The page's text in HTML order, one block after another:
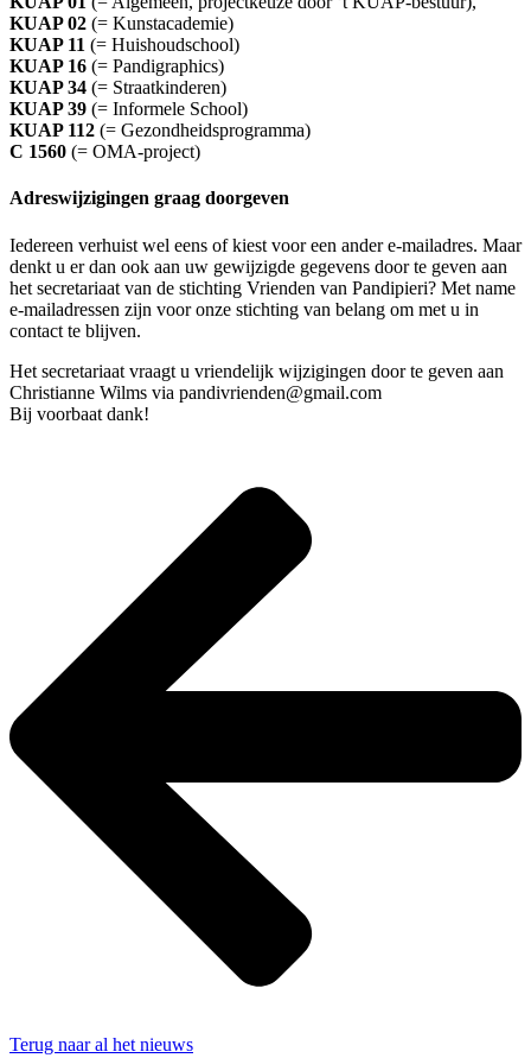
KUAP 02 (= Kunstacademie)
KUAP 11 (= Huishoudschool)
KUAP 16 (= Pandigraphics)
KUAP 34 (= Straatkinderen)
KUAP 39 (= Informele School)
KUAP 112 (= Gezondheidsprogramma)
C 1560 (= OMA-project)
Adreswijzigingen graag doorgeven
Iedereen verhuist wel eens of kiest voor een ander e-mailadres. Maar
denkt u er dan ook aan uw gewijzigde gegevens door te geven aan
het secretariaat van de stichting Vrienden van Pandipieri? Met name
e-mailadressen zijn voor onze stichting van belang om met u in
contact te blijven.
Het secretariaat vraagt u vriendelijk wijzigingen door te geven aan
Christianne Wilms via pandivrienden@gmail.com
Bij voorbaat dank!
Terug naar al het nieuws